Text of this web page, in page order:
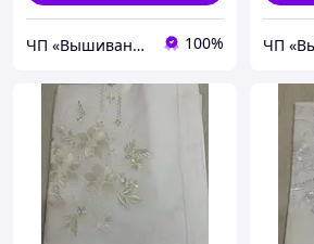
ЧП «Вышиванка» 100%